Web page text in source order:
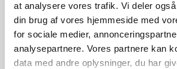
at analysere vores trafik. Vi deler
din brug af vores hjemmeside med
for sociale medier,
analysepartnere. Vores partnere kan
data med andre oplysninger, du har
EMBALLAGESORTERING